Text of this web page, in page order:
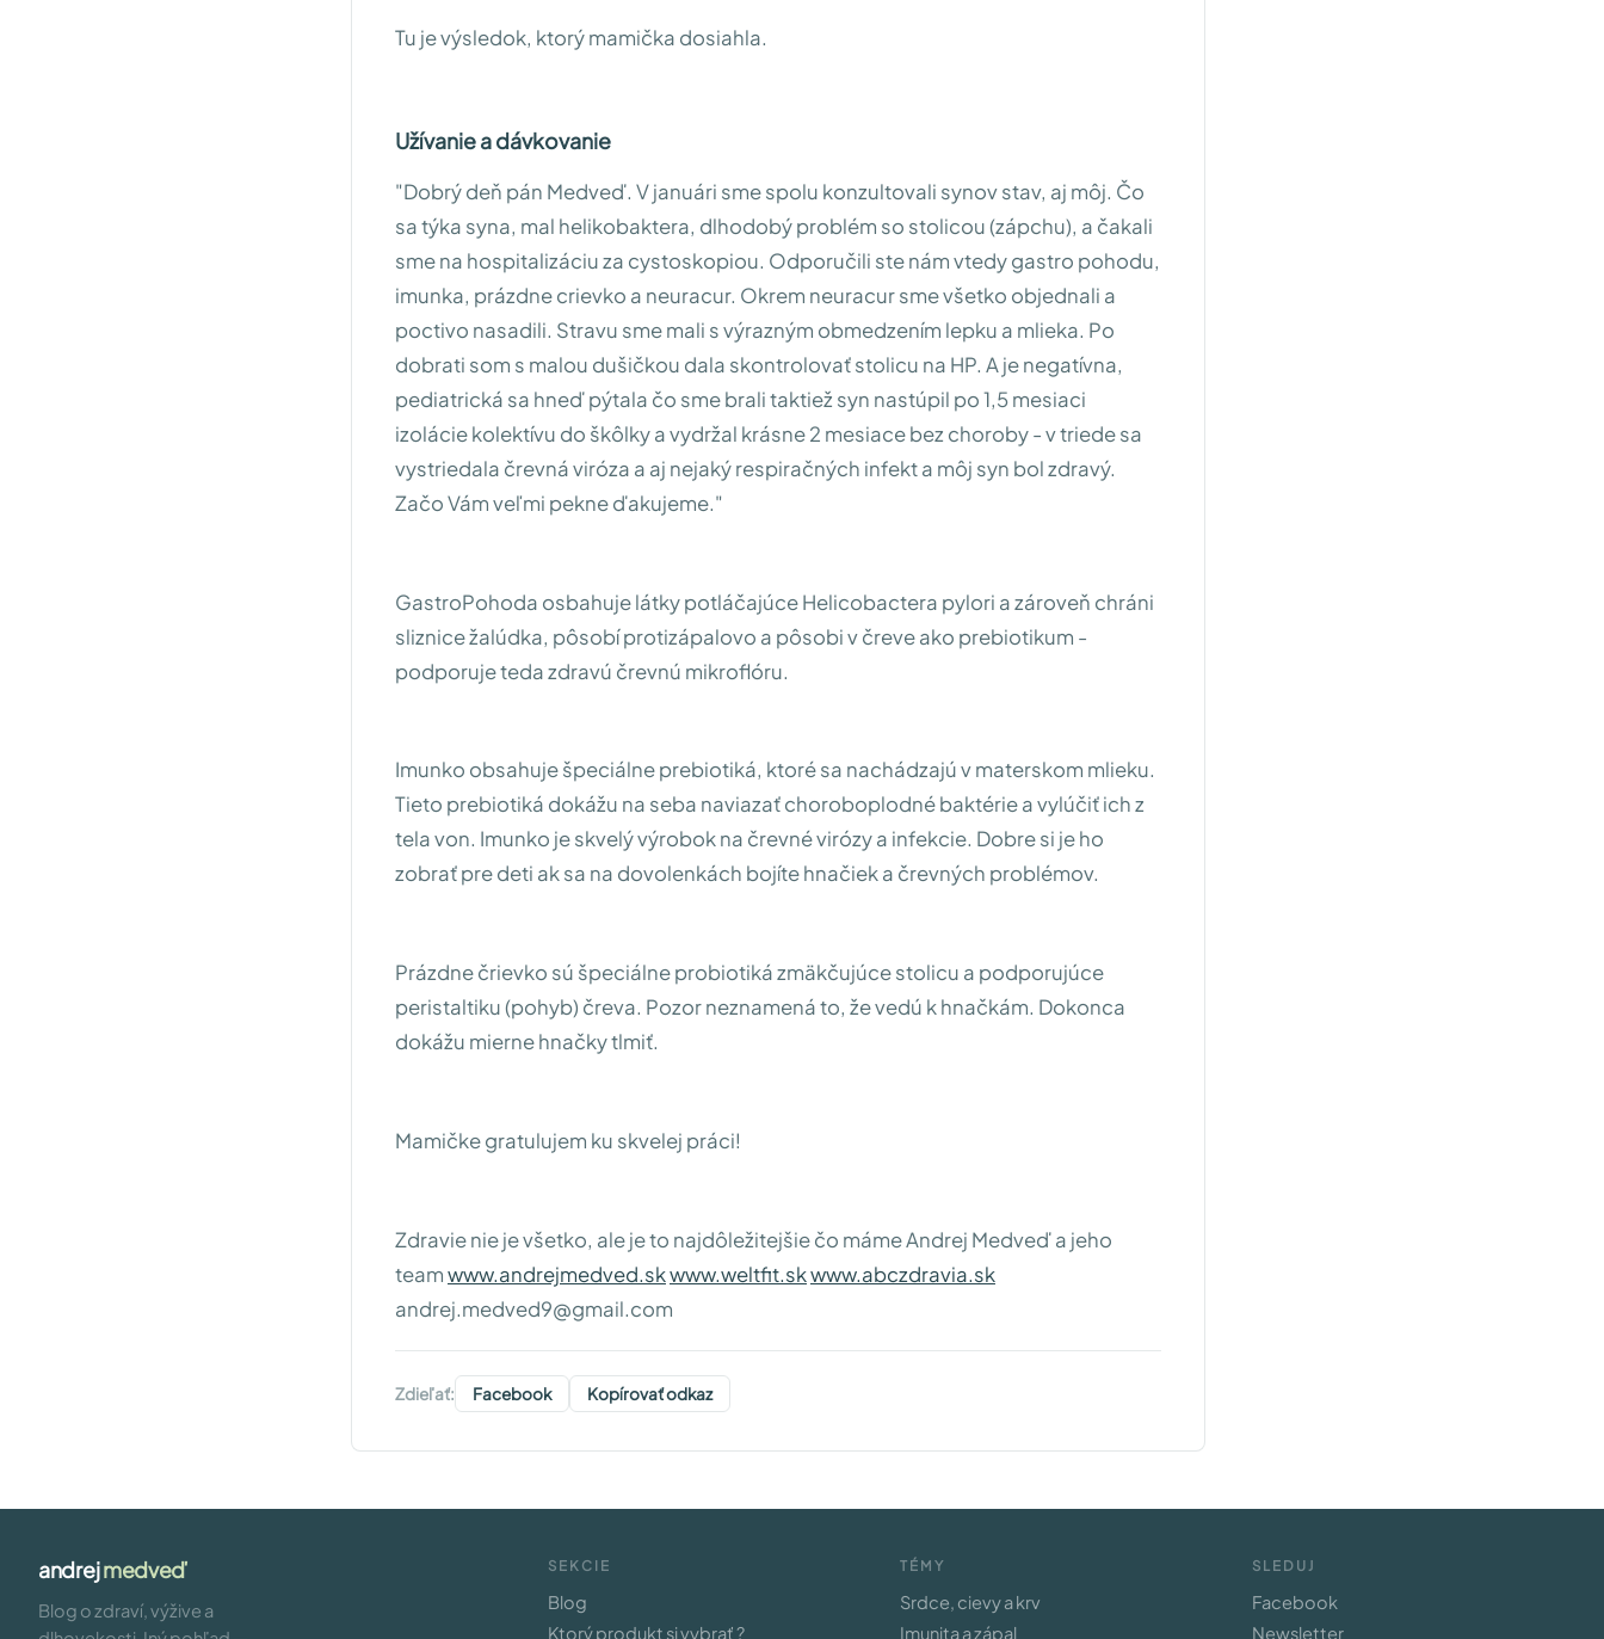
Tu je výsledok, ktorý mamička dosiahla.
Užívanie a dávkovanie
"Dobrý deň pán Medveď. V januári sme spolu konzultovali synov stav, aj môj. Čo
sa týka syna, mal helikobaktera, dlhodobý problém so stolicou (zápchu), a čakali
sme na hospitalizáciu za cystoskopiou. Odporučili ste nám vtedy gastro pohodu,
imunka, prázdne crievko a neuracur. Okrem neuracur sme všetko objednali a
poctivo nasadili. Stravu sme mali s výrazným obmedzením lepku a mlieka. Po
dobrati som s malou dušičkou dala skontrolovať stolicu na HP. A je negatívna,
pediatrická sa hneď pýtala čo sme brali taktiež syn nastúpil po 1,5 mesiaci
izolácie kolektívu do škôlky a vydržal krásne 2 mesiace bez choroby - v triede sa
vystriedala črevná viróza a aj nejaký respiračných infekt a môj syn bol zdravý.
Začo Vám veľmi pekne ďakujeme."
GastroPohoda osbahuje látky potláčajúce Helicobactera pylori a zároveň chráni
sliznice žalúdka, pôsobí protizápalovo a pôsobi v čreve ako prebiotikum -
podporuje teda zdravú črevnú mikroflóru.
Imunko obsahuje špeciálne prebiotiká, ktoré sa nachádzajú v materskom mlieku.
Tieto prebiotiká dokážu na seba naviazať choroboplodné baktérie a vylúčiť ich z
tela von. Imunko je skvelý výrobok na črevné virózy a infekcie. Dobre si je ho
zobrať pre deti ak sa na dovolenkách bojíte hnačiek a črevných problémov.
Prázdne črievko sú špeciálne probiotiká zmäkčujúce stolicu a podporujúce
peristaltiku (pohyb) čreva. Pozor neznamená to, že vedú k hnačkám. Dokonca
dokážu mierne hnačky tlmiť.
Mamičke gratulujem ku skvelej práci!
Zdravie nie je všetko, ale je to najdôležitejšie čo mámeAndrej Medveď a jeho
teamwww.andrejmedved.skwww.weltfit.skwww.abczdravia.sk
andrej.medved9@gmail.com
Zdieľať: Facebook Kopírovať odkaz
andrejmedveď
Blog o zdraví, výžive a
SEKCIE
Blog
Ktorý produkt si vybrať ?
TÉMY
Srdce, cievy a krv
Imunita a zápal
SLEDUJ
Facebook
Newsletter